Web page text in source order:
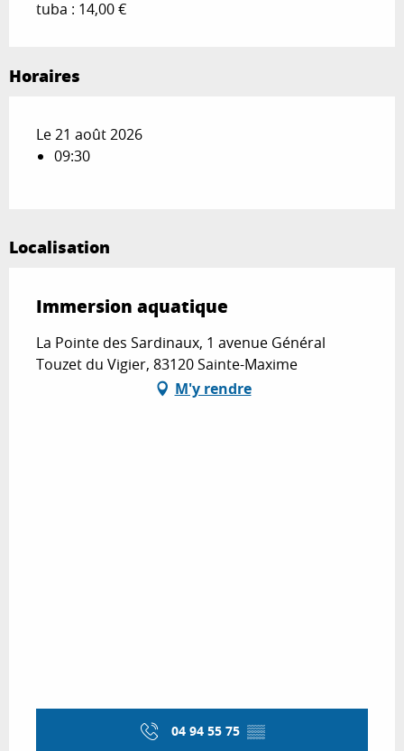
tuba : 14,00 €
Horaires
Le 21 août 2026
09:30
Localisation
Immersion aquatique
La Pointe des Sardinaux, 1 avenue Général
Touzet du Vigier, 83120 Sainte-Maxime
M'y rendre
04 94 55 75 ▒▒